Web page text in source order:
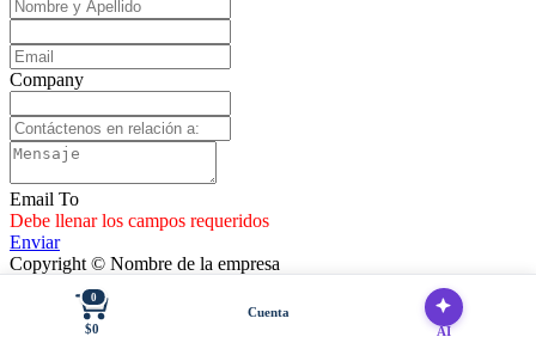
Company
Email To
Debe llenar los campos requeridos
Enviar
Copyright © Nombre de la empresa
Con tecnología de
Comercio electrónico de código
0
$0
Cuenta
AI